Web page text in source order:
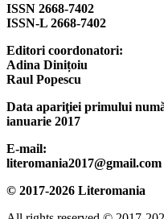
ISSN 2668-7402
ISSN-L 2668-7402
Editori coordonatori:
Adina Dinițoiu
Raul Popescu
Data apariţiei primului
ianuarie 2017
E-mail:
literomania2017@gmail.com
© 2017-2026 Literomania